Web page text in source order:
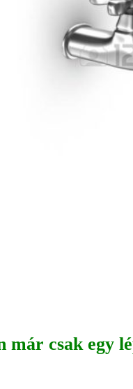
csak egy